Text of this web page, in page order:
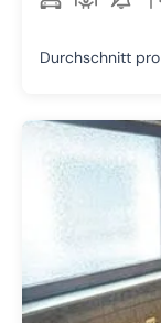
Durchschnitt